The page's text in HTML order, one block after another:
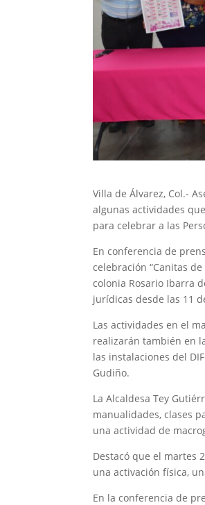
Villa de Álvarez, Col.-
algunas actividades
para celebrar a las
En conferencia de
celebración “Canitas
colonia Rosario Ibarra
jurídicas desde las 11
Las actividades en el
realizarán también en
las instalaciones del
Gudiño.
La Alcaldesa Tey
manualidades, clases
una actividad de
Destacó que el martes
una activación física,
En la conferencia de